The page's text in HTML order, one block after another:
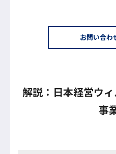
お問い合わ
解説：日本経営ウ
事